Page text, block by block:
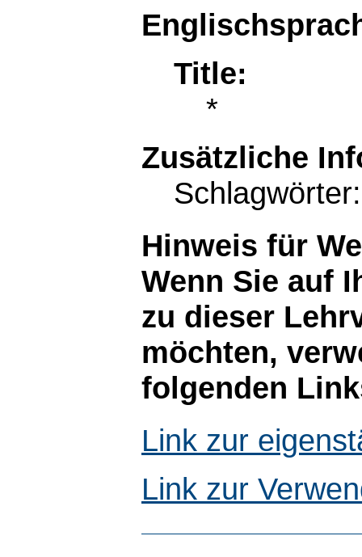
Title:
*
Zusätzliche
Hinweis für
Wenn Sie auf
zu dieser
möchten,
folgenden
Link zur
Link zur